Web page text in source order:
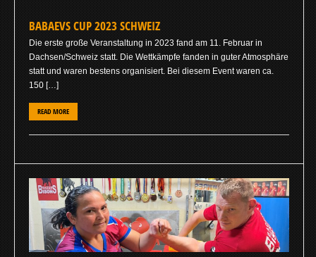
BABAEVS CUP 2023 SCHWEIZ
Die erste große Veranstaltung in 2023 fand am 11. Februar in
Dachsen/Schweiz statt. Die Wettkämpfe fanden in guter Atmosphäre
statt und waren bestens organisiert. Bei diesem Event waren ca.
150 […]
READ MORE